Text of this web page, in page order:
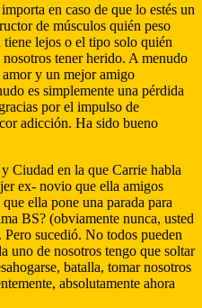
en caso de que lo estés un
de músculos quién peso
lejos o el tipo solo quién
tener herido. A menudo
y un mejor amigo
es simplemente una pérdida
por el impulso de
adicción. Ha sido bueno
Ciudad en la que Carrie habla
ex- novio que ella amigos
ella pone una parada para
BS? (obviamente nunca, usted
sucedió. No todos pueden
uno de nosotros tengo que soltar
batalla, tomar nosotros
absolutamente ahora